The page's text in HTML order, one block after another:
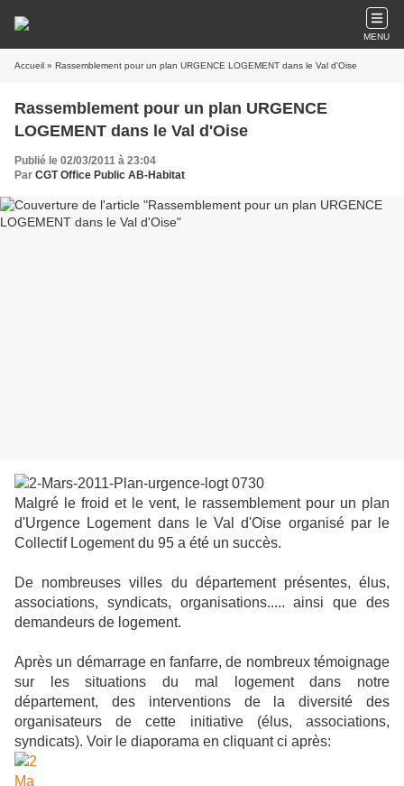
MENU
Accueil » Rassemblement pour un plan URGENCE LOGEMENT dans le Val d'Oise
Rassemblement pour un plan URGENCE
LOGEMENT dans le Val d'Oise
Publié le 02/03/2011 à 23:04
Par CGT Office Public AB-Habitat
Malgré le froid et le vent, le rassemblement pour un plan
d'Urgence Logement dans le Val d'Oise organisé par le
Collectif Logement du 95 a été un succès.
De nombreuses villes du département présentes, élus,
associations, syndicats, organisations..... ainsi que des
demandeurs de logement.
Après un démarrage en fanfarre, de nombreux témoignage
sur les situations du mal logement dans notre
département, des interventions de la diversité des
organisateurs de cette initiative (élus, associations,
syndicats). Voir le diaporama en cliquant ci après: